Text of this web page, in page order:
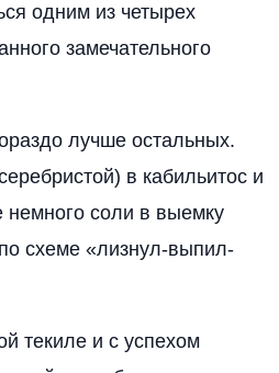
одним из четырех
замечательного
лучше остальных.
в кабильитос и
соли в выемку
схеме «лизнул-выпил-
текиле и с успехом